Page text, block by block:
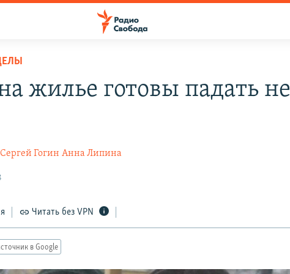
жилье готовы падать не
Сергей Гогин Анна Липина
Читать без VPN
в Google